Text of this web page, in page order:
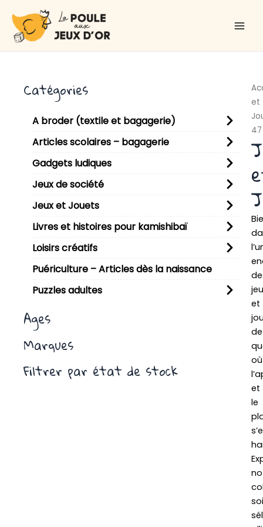
contenu
Catégories
A broder (textile et bagagerie)
Articles scolaires – bagagerie
Gadgets ludiques
Jeux de société
Jeux et Jouets
Livres et histoires pour kamishibaï
Loisirs créatifs
Puériculture – Articles dès la naissance
Puzzles adultes
Ages
Marques
Filtrer par état de stock
et
47
et
de
où
et
le